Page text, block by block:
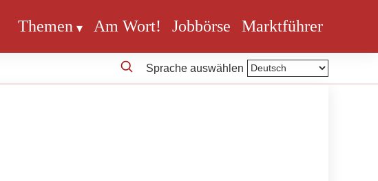
Themen Am Wort! Jobbörse Marktführer
Sprache auswählen